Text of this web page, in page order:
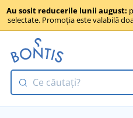
Au sosit reducerile lunii august:
selectate. Promoția este valabilă